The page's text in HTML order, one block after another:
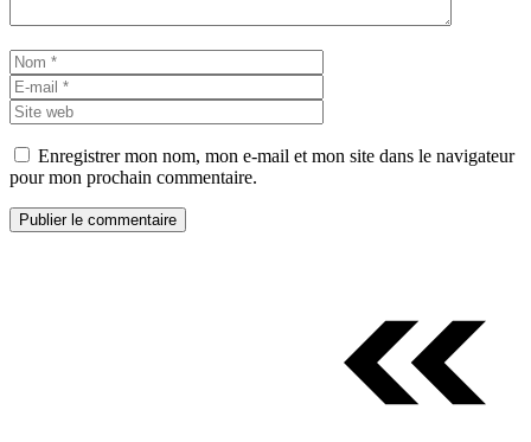
Nom
mail
web
Enregistrer mon nom, mon e-mail et mon site dans le navigateur
pour mon prochain commentaire.